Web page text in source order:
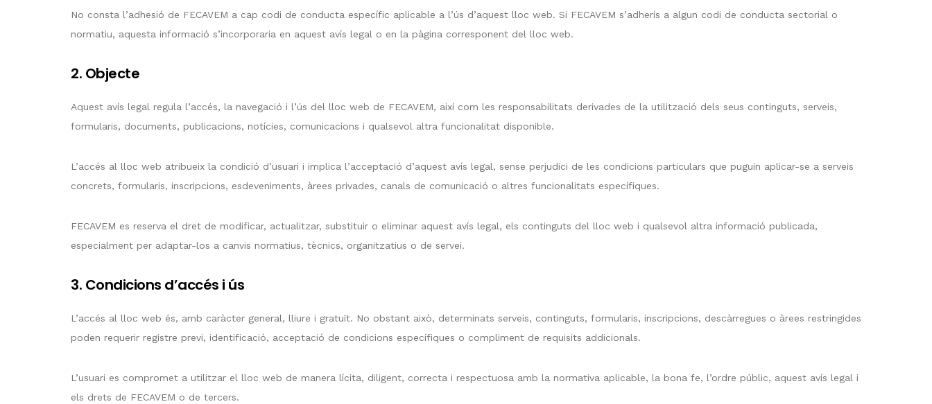
No consta l’adhesió de FECAVEM a cap codi de conducta específic aplicable a l’ús d’aquest lloc web. Si FECAVEM s’adherís a algun codi de conducta sectorial o
normatiu, aquesta informació s’incorporaria en aquest avís legal o en la pàgina corresponent del lloc web.
2. Objecte
Aquest avís legal regula l’accés, la navegació i l’ús del lloc web de FECAVEM, així com les responsabilitats derivades de la utilització dels seus continguts, serveis,
formularis, documents, publicacions, notícies, comunicacions i qualsevol altra funcionalitat disponible.
L’accés al lloc web atribueix la condició d’usuari i implica l’acceptació d’aquest avís legal, sense perjudici de les condicions particulars que puguin aplicar-se a serveis
concrets, formularis, inscripcions, esdeveniments, àrees privades, canals de comunicació o altres funcionalitats específiques.
FECAVEM es reserva el dret de modificar, actualitzar, substituir o eliminar aquest avís legal, els continguts del lloc web i qualsevol altra informació publicada,
especialment per adaptar-los a canvis normatius, tècnics, organitzatius o de servei.
3. Condicions d’accés i ús
L’accés al lloc web és, amb caràcter general, lliure i gratuït. No obstant això, determinats serveis, continguts, formularis, inscripcions, descàrregues o àrees restringides
poden requerir registre previ, identificació, acceptació de condicions específiques o compliment de requisits addicionals.
L’usuari es compromet a utilitzar el lloc web de manera lícita, diligent, correcta i respectuosa amb la normativa aplicable, la bona fe, l’ordre públic, aquest avís legal i
els drets de FECAVEM o de tercers.